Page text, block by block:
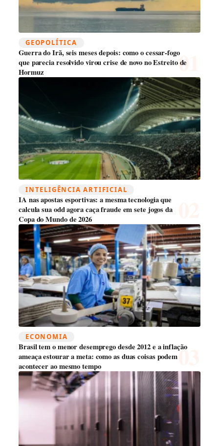
GEOPOLÍTICA
Guerra do Irã, seis meses depois: como o cessar-fogo
que parecia resolvido virou crise de novo no Estreito de
Hormuz
INTELIGÊNCIA ARTIFICIAL
IA nas apostas esportivas: a mesma tecnologia que
calcula sua odd agora caça fraude em sete jogos da
Copa do Mundo de 2026
ECONOMIA
Brasil tem o menor desemprego desde 2012 e a inflação
ameaça estourar a meta: como as duas coisas podem
acontecer ao mesmo tempo